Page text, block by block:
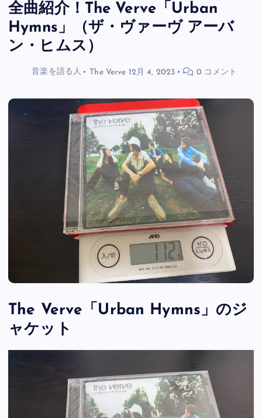
全曲紹介！The Verve「Urban
Hymns」（ザ・ヴァーヴ アーバ
ン・ヒムス）
音楽を語る人 The Verve 12月 4, 2023 0 コメント
The Verve「Urban Hymns」のジ
ャケット